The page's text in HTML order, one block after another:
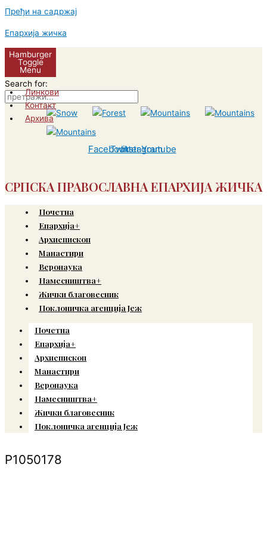
Пређи на садржај
Епархија жичка
Линкови
Контакт
Архива
Hamburger
Toggle
Menu
Search for:
Facebook
Twitter
Instagram
Youtube
СРПСКА ПРАВОСЛАВНА ЕПАРХИЈА ЖИЧКА
Почетна
Епархија+
Архиепископ
Манастири
Веронаука
Намесништва+
Жички благовесник
Поклоничка агенција Јеж
Почетна
Епархија+
Архиепископ
Манастири
Веронаука
Намесништва+
Жички благовесник
Поклоничка агенција Јеж
P1050178